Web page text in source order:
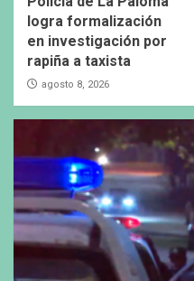
logra formalización
en investigación por
rapiña a taxista
agosto 8, 2026